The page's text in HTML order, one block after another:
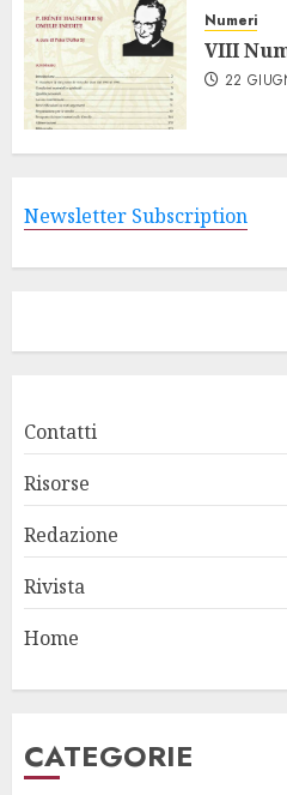
Numeri
VIII
22
Newsletter Subscription
Contatti
Risorse
Redazione
Rivista
Home
CATEGORIE